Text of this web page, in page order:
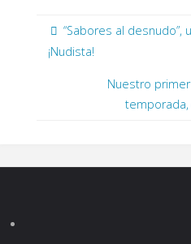
“Sabores al desnudo”,
¡Nudista!
Nuestro primer